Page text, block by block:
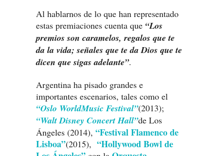
Al hablarnos de lo que han representado
estas premiaciones cuenta que “Los
premios son caramelos, regalos que te
da la vida; señales que te da Dios que te
dicen que sigas adelante”.
Argentina ha pisado grandes e
importantes escenarios, tales como el
“Oslo WorldMusic Festival”(2013);
“Walt Disney Concert Hall”de Los
Ángeles (2014), “Festival Flamenco de
Lisboa”(2015), “Hollywood Bowl de